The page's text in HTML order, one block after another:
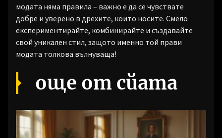
модата няма правила – важно е да се чувствате
добре и уверено в дрехите, които носите. Смело
експериментирайте, комбинирайте и създавайте
свой уникален стил, защото именно той прави
модата толкова вълнуваща!
още от сйата